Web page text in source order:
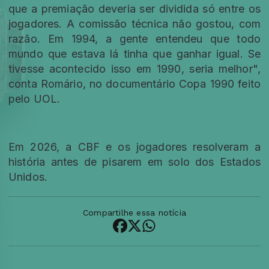
que a premiação deveria ser dividida só entre os
jogadores. A comissão técnica não gostou, com
razão. Em 1994, a gente entendeu que todo
mundo que estava lá tinha que ganhar igual. Se
tivesse acontecido isso em 1990, seria melhor",
conta Romário, no documentário Copa 1990 feito
pelo UOL.
Em 2026, a CBF e os jogadores resolveram a
história antes de pisarem em solo dos Estados
Unidos.
Compartilhe essa notícia